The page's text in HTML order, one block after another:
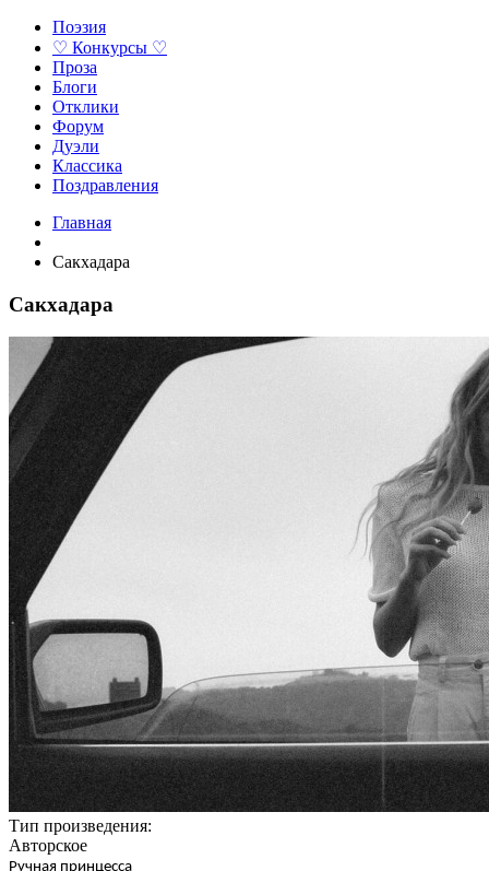
Поэзия
♡ Конкурсы ♡
Проза
Блоги
Отклики
Форум
Дуэли
Классика
Поздравления
Главная
Сакхадара
Сакхадара
Тип произведения:
Авторское
Ручная принцесса